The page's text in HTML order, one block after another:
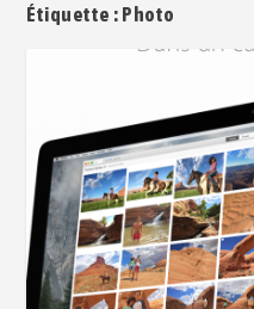
Étiquette : Photo